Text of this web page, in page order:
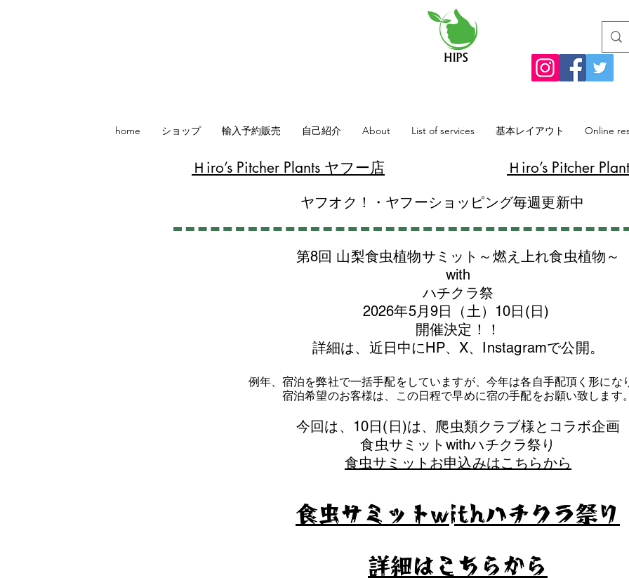
home ショップ 輸入予約販売 自己紹介 About List of services 基本レイアウト Online
​Ｈiro’s Pitcher Plants ヤフー店 Ｈiro’s Pitcher
ヤフオク！・ヤフーショッピング毎週更新中
第8回 山梨食虫植物サミット～燃え上れ食虫植物～
with
​ハチクラ祭
2026年5月9日（土）10日(日)
​開催決定！！
詳細は、近日中にHP、X、Instagramで公開。
例年、宿泊を弊社で一括手配をしていますが、今年は各自手配頂く形にな
​宿泊希望のお客様は、この日程で早めに宿の手配をお願い致します。
​今回は、10日(日)は、爬虫類クラブ様とコラボ企画
​食虫サミットwithハチクラ祭り
食虫サミットお申込みはこちらから
食虫サミットwithハチクラ祭り
​詳細はこちらから